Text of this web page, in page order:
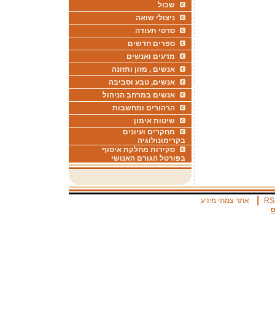
שכול
ניצולי שואה
סרטי תעודה
ספרים חדשים
מדעים ואנשים
אנשים , מזון ותזונה
אנשים, טבע וסביבה
אנשים במרחב הניהול
הרהורים ומחשבות
שיטות אימון
מחקרים ועיונים
בקרימונולוגיה
סקירות מחלקת איסוף
בפורטל הגורם האנושי
אתר צמתי מידע